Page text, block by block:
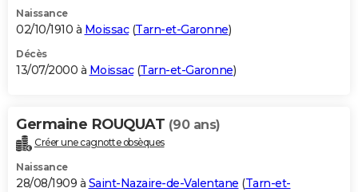
Naissance
02/10/1910 à Moissac(Tarn-et-Garonne)
Décès
13/07/2000 à Moissac(Tarn-et-Garonne)
Germaine ROUQUAT (90 ans)
Créer une cagnotte obsèques
Naissance
28/08/1909 à Saint-Nazaire-de-Valentane (Tarn-et-